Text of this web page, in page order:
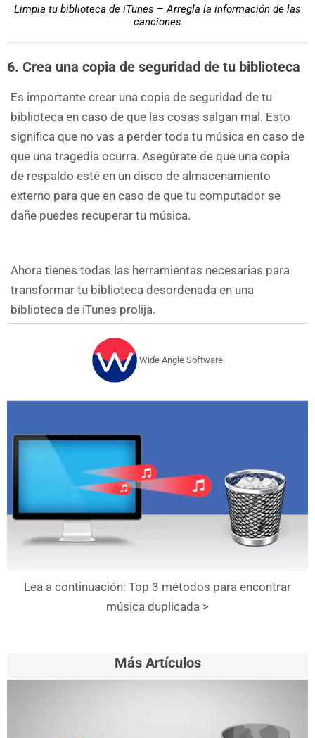
Limpia tu biblioteca de iTunes – Arregla la información de las
canciones
6. Crea una copia de seguridad de tu biblioteca
Es importante crear una copia de seguridad de tu
biblioteca en caso de que las cosas salgan mal. Esto
significa que no vas a perder toda tu música en caso de
que una tragedia ocurra. Asegúrate de que una copia
de respaldo esté en un disco de almacenamiento
externo para que en caso de que tu computador se
dañe puedes recuperar tu música.
Ahora tienes todas las herramientas necesarias para
transformar tu biblioteca desordenada en una
biblioteca de iTunes prolija.
Wide Angle Software
Lea a continuación: Top 3 métodos para encontrar
música duplicada >
Más Artículos